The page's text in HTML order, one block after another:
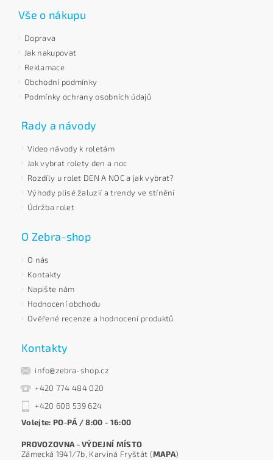
Vše o nákupu
Doprava
Jak nakupovat
Reklamace
Obchodní podmínky
Podmínky ochrany osobních údajů
Rady a návody
Video návody k roletám
Jak vybrat rolety den a noc
Rozdíly u rolet DEN A NOC a jak vybrat?
Výhody plisé žaluzií a trendy ve stínění
Údržba rolet
O Zebra-shop
O nás
Kontakty
Napište nám
Hodnocení obchodu
Ověřené recenze a hodnocení produktů
Kontakty
info@zebra-shop.cz
+420 774 484 020
+420 608 539 624
Volejte: PO-PÁ / 8:00 - 16:00
PROVOZOVNA - VÝDEJNÍ MÍSTO
Zámecká 1941/7b, Karviná Fryštát (MAPA)